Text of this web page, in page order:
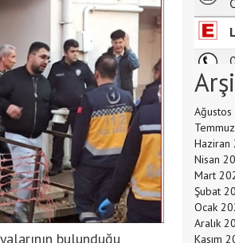
bulunduğu
Haziran
Nisan
Mart
Şubat
Ocak
Aralık
Kasım